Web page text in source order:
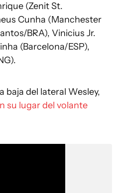
(Zenit St.
Cunha (Manchester
BRA), Vinicius Jr.
(Barcelona/ESP),
baja del lateral Wesley,
su lugar del volante